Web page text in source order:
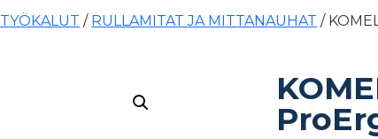
TYÖKALUT / RULLAMITAT JA MITTANAUHAT /